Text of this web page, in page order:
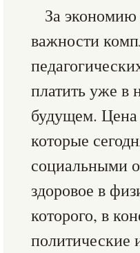
За
важности
платить уже
будущем.
которые
социальными
здоровое в
которого, в
политические